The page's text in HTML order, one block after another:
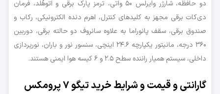
دو حافظه، شارژر وایرلس ۵۰ واتی، ترمز پارک برقی و اتوهُلد، فرمان
دی‌کات برقی مجهز به کلیدهای کنترل، اهرم دنده الکترونیکی، رکاب و
صندوق برقی، سقف پانوراما به علاوه سانروف دو حالته برقی، دوربین
۳۶۰ درجه، مانیتور یکپارچه ۲۴.۶ اینچی، سنسور نور و باران، نورپردازی
داخلی، سیستم همیار راننده سطح ۲.۵ و ۶ کیسه هوا ایمنی هستند.
گارانتی و قیمت و شرایط خرید تیگو ۷ پرومکس